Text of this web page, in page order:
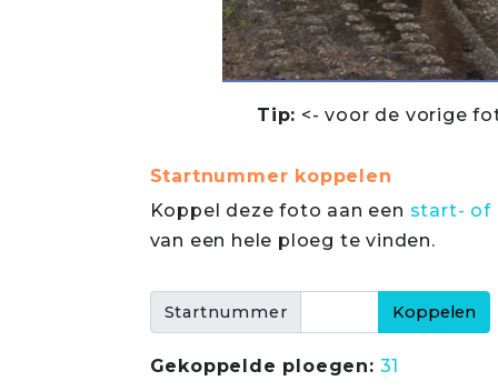
Tip: <- voor de vorige
Startnummer koppelen
Koppel deze foto aan een start- of
van een hele ploeg te vinden.
Startnummer
Gekoppelde ploegen: 31